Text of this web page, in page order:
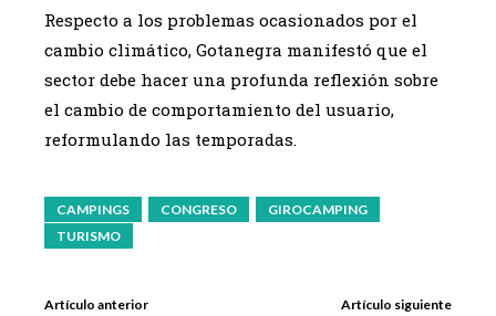
Respecto a los problemas ocasionados por el
cambio climático, Gotanegra manifestó que el
sector debe hacer una profunda reflexión sobre
el cambio de comportamiento del usuario,
reformulando las temporadas.
CAMPINGS CONGRESO
GIROCAMPING
TURISMO
Artículo anterior Artículo siguiente